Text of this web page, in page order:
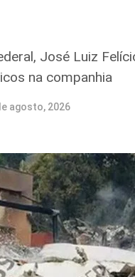
José Luiz
na companhia
agosto, 2026